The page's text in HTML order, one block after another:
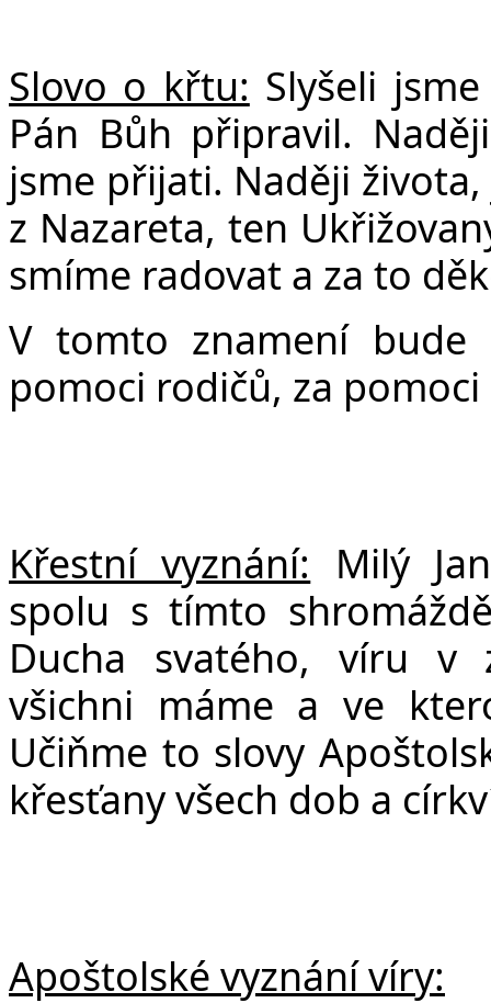
Slovo o křtu: Slyšeli
Pán Bůh připravil.
jsme přijati. Naději
z Nazareta, ten
smíme radovat a za to
V tomto znamení bude
pomoci rodičů, za
Křestní vyznání: Milý
spolu s tímto
Ducha svatého, víru v
všichni máme a ve
Učiňme to slovy
křesťany všech dob a
Apoštolské vyznání víry: